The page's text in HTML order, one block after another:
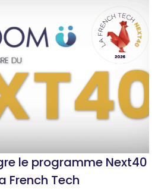
le programme Next40
French Tech